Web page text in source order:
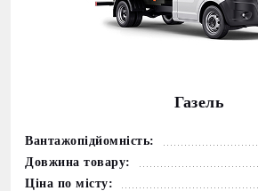
Газель
Вантажопідйомність:
Довжина товару:
Ціна по місту: